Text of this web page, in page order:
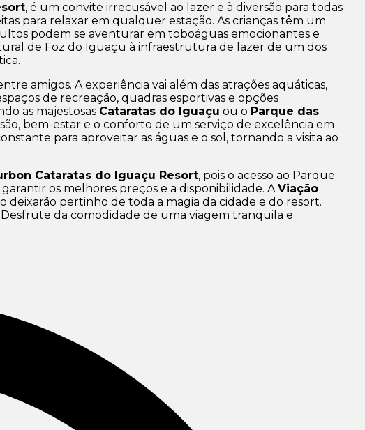
, é um convite irrecusável ao lazer e à diversão para todas
para relaxar em qualquer estação. As crianças têm um
podem se aventurar em toboáguas emocionantes e
de Foz do Iguaçu à infraestrutura de lazer de um dos
amigos. A experiência vai além das atrações aquáticas,
de recreação, quadras esportivas e opções
as majestosas Cataratas do Iguaçu ou o Parque das
bem-estar e o conforto de um serviço de excelência em
para aproveitar as águas e o sol, tornando a visita ao
Cataratas do Iguaçu Resort, pois o acesso ao Parque
os melhores preços e a disponibilidade. AViação
pertinho de toda a magia da cidade e do resort.
da comodidade de uma viagem tranquila e